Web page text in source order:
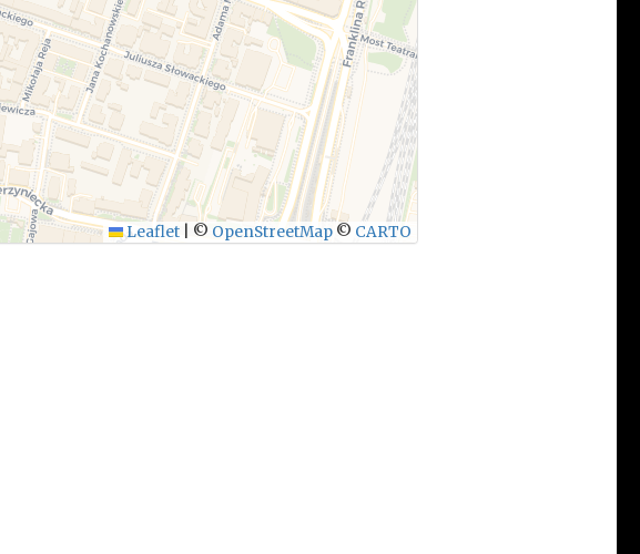
Leaflet © OpenStreetMap © CARTO